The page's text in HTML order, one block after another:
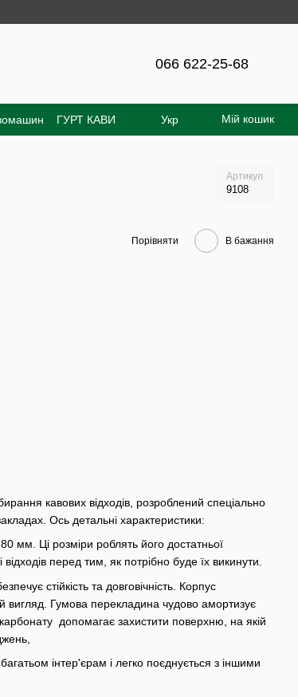
- 300 грн!
066 622-25-68
ГУРТ КАВИ
про магазин
Укр Мій кошик
Артикул
9108
Порівняти В бажання
кавових відходів, розроблений спеціально
Ось детальні характеристики:
мм. Ці розміри роблять його достатньої
перед тим, як потрібно буде їх викинути.
стійкість та довговічність. Корпус
Гумова перекладина чудово амортизує
допомагає захистити поверхню, на якій
інтер'єрам і легко поєднується з іншими